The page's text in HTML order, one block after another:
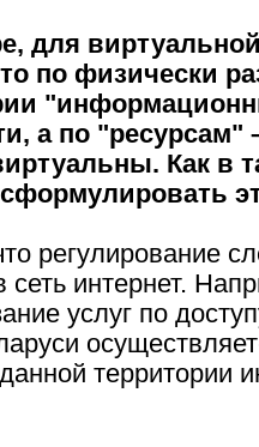
для
по физически
а по "ресурсам"
Как в
регулирование
сеть интернет.
услуг по
территории